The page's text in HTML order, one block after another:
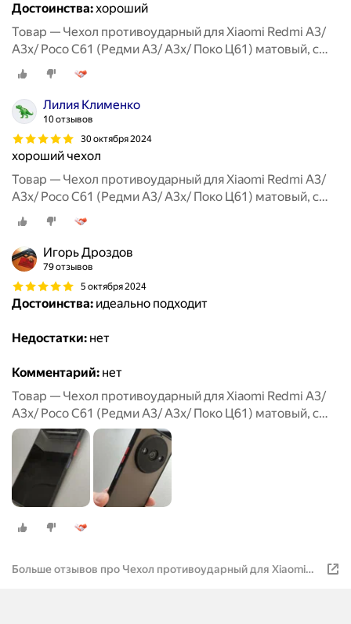
Достоинства:хороший
Товар — Чехол противоударный для Xiaomi Redmi A3/
A3x/ Poco C61 (Редми А3/ А3х/ Поко Ц61) матовый, с
защитой камеры, черный
Лилия Клименко
10 отзывов
30 октября 2024
хороший чехол
Товар — Чехол противоударный для Xiaomi Redmi A3/
A3x/ Poco C61 (Редми А3/ А3х/ Поко Ц61) матовый, с
защитой камеры, черный
Игорь Дроздов
79 отзывов
5 октября 2024
Достоинства: идеально подходит
Недостатки: нет
Комментарий: нет
Товар — Чехол противоударный для Xiaomi Redmi A3/
A3x/ Poco C61 (Редми А3/ А3х/ Поко Ц61) матовый, с
защитой камеры, черный
Больше отзывов про Чехол противоударный для Xiaomi